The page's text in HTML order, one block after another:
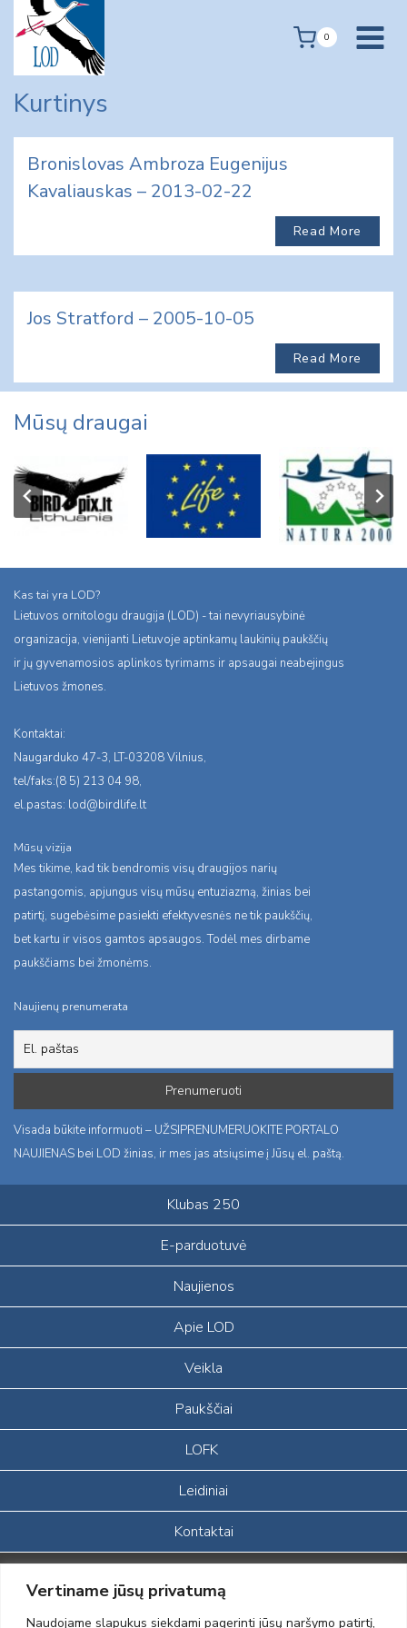
Vertiname jūsų privatumą
Naudojame slapukus siekdami pagerinti jūsų naršymo patirtį,
content
0
Kurtinys
Bronislovas Ambroza Eugenijus
Kavaliauskas – 2013-02-22
Read More
Jos Stratford – 2005-10-05
Read More
Mūsų draugai
Kas tai yra LOD?
Lietuvos ornitologu draugija (LOD) - tai nevyriausybinė
organizacija, vienijanti Lietuvoje aptinkamų laukinių paukščių
ir jų gyvenamosios aplinkos tyrimams ir apsaugai neabejingus
Lietuvos žmones.
Kontaktai:
Naugarduko 47-3, LT-03208 Vilnius,
tel/faks:(8 5) 213 04 98,
el.pastas: lod@birdlife.lt
Mūsų vizija
Mes tikime, kad tik bendromis visų draugijos narių
pastangomis, apjungus visų mūsų entuziazmą, žinias bei
patirtį, sugebėsime pasiekti efektyvesnės ne tik paukščių,
bet kartu ir visos gamtos apsaugos. Todėl mes dirbame
paukščiams bei žmonėms.
Naujienų prenumerata
Visada būkite informuoti – UŽSIPRENUMERUOKITE PORTALO
NAUJIENAS bei LOD žinias, ir mes jas atsiųsime į Jūsų el. paštą.
Klubas 250
E-parduotuvė
Naujienos
Apie LOD
Veikla
Paukščiai
LOFK
Leidiniai
Kontaktai
Portalas sukurtas įgyvendinant Lietuvos Respublikos, Europos
ekonominės erdvės ir Norvegijos finansinių mechanizmų iš dalies
finansuojamą paprojektį